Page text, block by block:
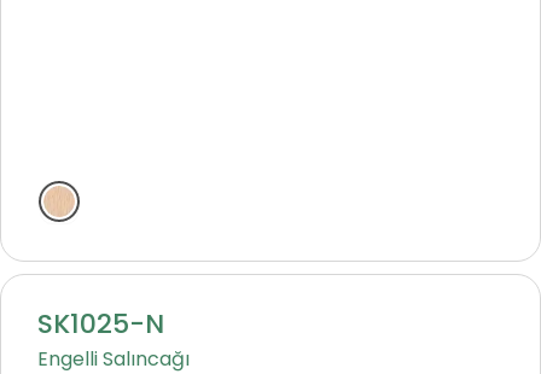
Natural
SK1025-N
Engelli Salıncağı